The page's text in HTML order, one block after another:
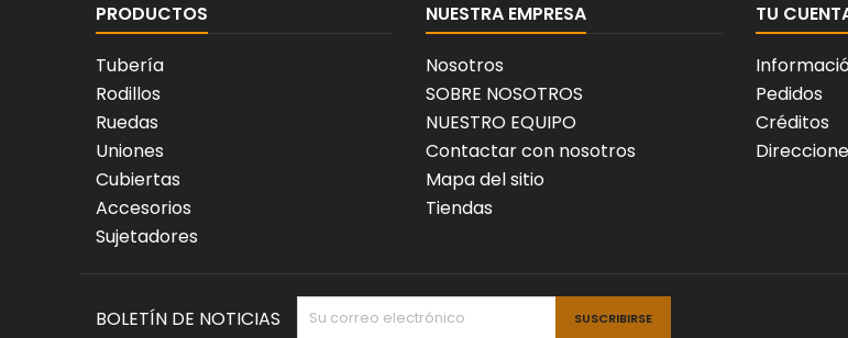
PRODUCTOS
Tubería
Rodillos
Ruedas
Uniones
Cubiertas
Accesorios
Sujetadores
NUESTRA EMPRESA
Nosotros
SOBRE NOSOTROS
NUESTRO EQUIPO
Contactar con nosotros
Mapa del sitio
Tiendas
TU
Pedidos
Créditos
BOLETÍN DE NOTICIAS